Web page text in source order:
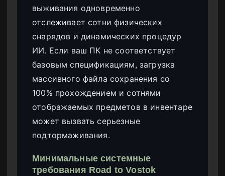
выживания одновременно
отслеживает сотни физических
снарядов и динамических процедур
ИИ. Если ваш ПК не соответствует
базовым спецификациям, загрузка
массивного файла сохранения со
100% прохождением и сотнями
отображаемых предметов в инвентаре
может вызвать серьезные
подтормаживания.
Минимальные системные
требования Road to Vostok